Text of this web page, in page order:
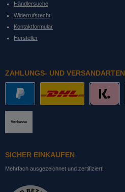
Händlersuche
Widerrufsrecht
Kontaktformular
Hersteller
ZAHLUNGS- UND VERSANDARTEN
Vorkasse
SICHER EINKAUFEN
Mehrfach ausgezeichnet und zertifiziert!